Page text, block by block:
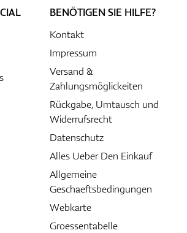
BENÖTIGEN SIE HILFE?
Kontakt
Impressum
Versand &
Zahlungsmöglickeiten
Rückgabe, Umtausch und
Widerrufsrecht
Datenschutz
Alles Ueber Den Einkauf
Allgemeine
Geschaeftsbedingungen
Webkarte
Groessentabelle